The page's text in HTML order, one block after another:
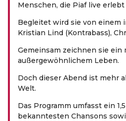
Menschen, die Piaf live
Begleitet wird sie von einem
Kristian Lind (Kontrabass),
Gemeinsam zeichnen sie ein
außergewöhnlichem Leben.
Doch dieser Abend ist mehr
Welt.
Das Programm umfasst ein
bekanntesten Chansons